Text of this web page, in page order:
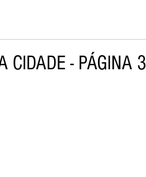
CIDADE - PÁGINA 3